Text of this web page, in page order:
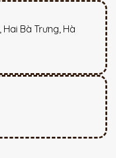
Hai Bà Trưng, Hà